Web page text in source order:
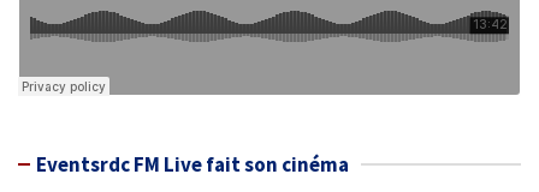
Eventsrdc FM Live fait son cinéma